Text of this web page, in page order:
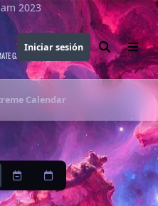
2023
GAMING THEME
Iniciar sesión BuscarMenu
Calendar
general
Semanalmente
A diario